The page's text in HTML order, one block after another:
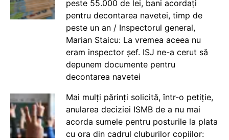
peste 55.000 de lei, bani acordați
pentru decontarea navetei, timp de
peste un an / Inspectorul general,
Marian Staicu: La vremea aceea nu
eram inspector șef. ISJ ne-a cerut să
depunem documente pentru
decontarea navetei
Mai mulți părinți solicită, într-o petiție,
anularea deciziei ISMB de a nu mai
acorda sumele pentru posturile la plata
cu ora din cadrul cluburilor copiilor: